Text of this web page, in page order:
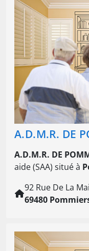
A.D.M.R. DE
A.D.M.R. DE
aide (SAA) situé à
92 Rue De La
69480